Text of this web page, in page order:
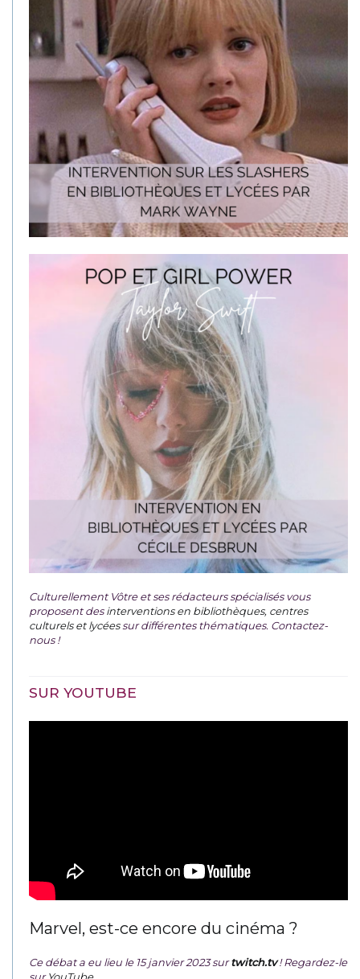
Culturellement Vôtre et ses rédacteurs spécialisés vous
proposent desinterventions en bibliothèques, centres
culturels et lycéessur différentes thématiques. Contactez-
nous !
SUR YOUTUBE
Marvel, est-ce encore du cinéma ?
Ce débat a eu lieu le 15 janvier 2023 surtwitch.tv ! Regardez-le
surYouTube.